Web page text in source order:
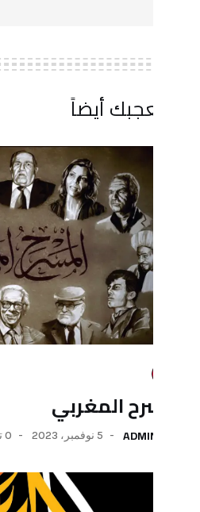
أيضاً
0 تعليقات